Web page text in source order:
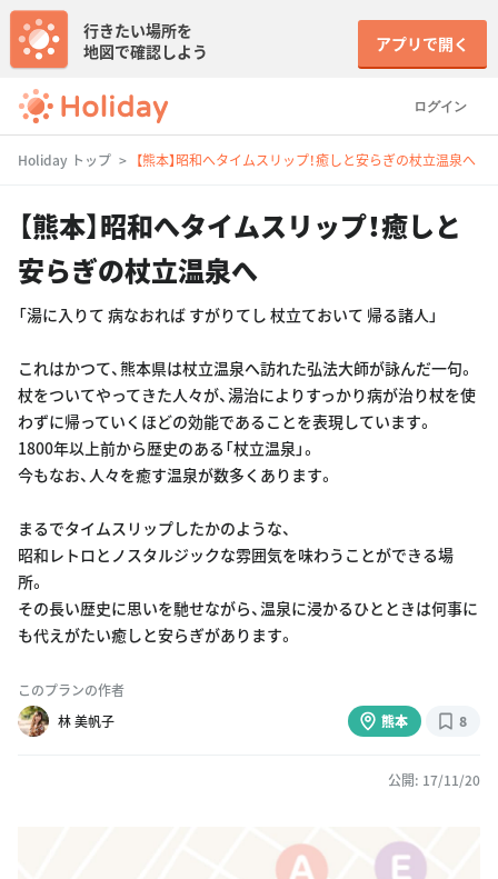
ログイン
行きたい場所を
地図で確認しよう
アプリで開く
Holiday トップ 【熊本】昭和へタイムスリップ！癒しと安らぎの杖立温泉へ
【熊本】昭和へタイムスリップ！癒しと
安らぎの杖立温泉へ
「湯に入りて 病なおれば すがりてし 杖立ておいて 帰る諸人」
これはかつて、熊本県は杖立温泉へ訪れた弘法大師が詠んだ一句。
杖をついてやってきた人々が、湯治によりすっかり病が治り杖を使
わずに帰っていくほどの効能であることを表現しています。
1800年以上前から歴史のある「杖立温泉」。
今もなお、人々を癒す温泉が数多くあります。
まるでタイムスリップしたかのような、
昭和レトロとノスタルジックな雰囲気を味わうことができる場
所。
その長い歴史に思いを馳せながら、温泉に浸かるひとときは何事に
も代えがたい癒しと安らぎがあります。
このプランの作者
林 美帆子
熊本 8
公開: 17/11/20